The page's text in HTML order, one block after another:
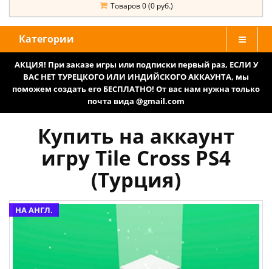
Товаров 0 (0 руб.)
Категории
АКЦИЯ! При заказе игры или подписки первый раз, ЕСЛИ У
ВАС НЕТ ТУРЕЦКОГО ИЛИ ИНДИЙСКОГО АККАУНТА, мы
поможем создать его БЕСПЛАТНО! От вас нам нужна только
почта вида @gmail.com
Купить на аккаунт
игру Tile Cross PS4
(Турция)
НА АНГЛ.